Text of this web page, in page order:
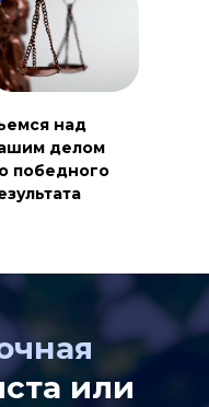
над
делом
победного
или